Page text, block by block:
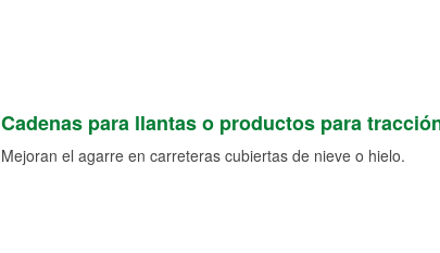
Cadenas para llantas o productos para
Mejoran el agarre en carreteras cubiertas de nieve o hielo.